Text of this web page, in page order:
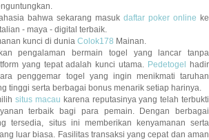
bahwa sekarang masuk daftar poker online ke
- maya - digital terbaik.
kunci di dunia Colok178 Mainan.
pengalaman bermain togel yang lancar tanpa
yang tepat adalah kunci utama. Pedetogel
hadir
penggemar togel yang ingin menikmati taruhan
tinggi serta berbagai bonus menarik setiap harinya.
situs macau karena reputasinya yang telah terbukti
terbaik bagi para pemain. Dengan berbagai
tersedia, situs ini memberikan kenyamanan serta
luar biasa. Fasilitas transaksi yang cepat dan aman